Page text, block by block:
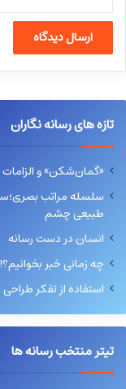
تازه های رسانه نگاران
«گمان‌شکن» و
سلسله مراتب
طبیعی چشم
انسان در دست رسانه
چه زمانی خبر بخوانیم؟!
استفاده از تفکر
تیتر منتخب رسانه ها